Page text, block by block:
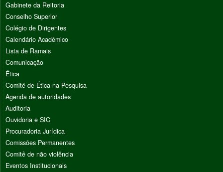
Gabinete da Reitoria
Conselho Superior
Colégio de Dirigentes
Calendário Acadêmico
Lista de Ramais
Comunicação
Ética
Comitê de Ética na Pesquisa
Agenda de autoridades
Auditoria
Ouvidoria e SIC
Procuradoria Jurídica
Comissões Permanentes
Comitê de não violência
Eventos Institucionais